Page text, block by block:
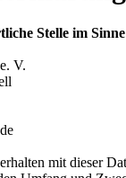
Stelle im Sinne
V.
mit dieser